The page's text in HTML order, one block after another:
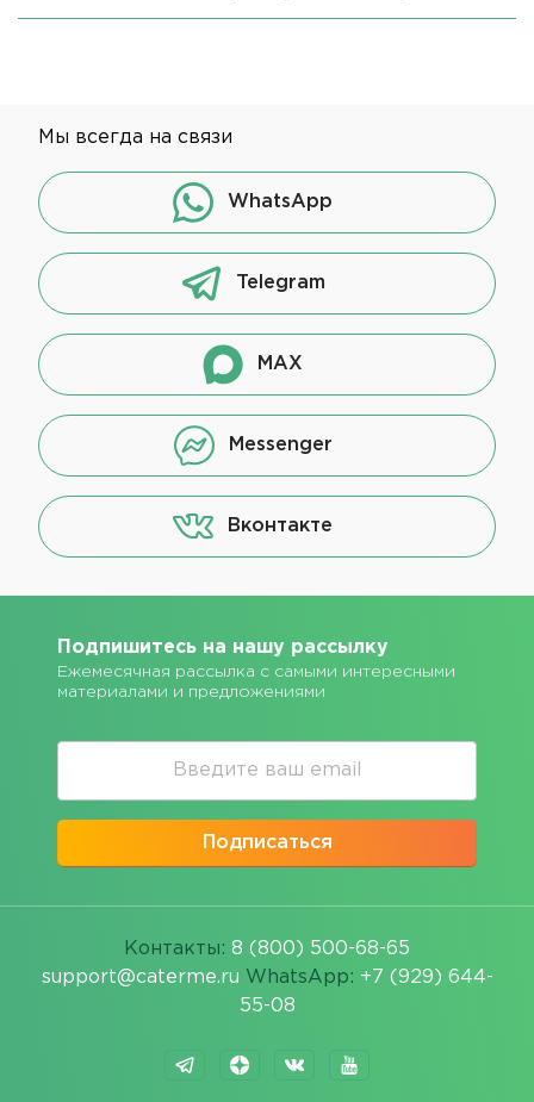
Мы всегда на связи
WhatsApp
Telegram
MAX
Messenger
Вконтакте
Подпишитесь на нашу рассылку
Ежемесячная рассылка с самыми интересными
материалами и предложениями
Подписаться
Контакты: 8 (800) 500-68-65
support@caterme.ru WhatsApp: +7 (929) 644-
55-08